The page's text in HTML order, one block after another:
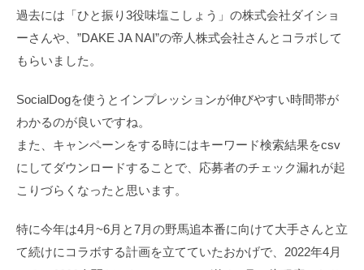
過去には「ひと振り3役味塩こしょう」の株式会社ダイショ
ーさんや、”DAKE JA NAI”の帝人株式会社さんとコラボして
もらいました。
SocialDogを使うとインプレッションが伸びやすい時間帯が
わかるのが良いですね。
また、キャンペーンをする時にはキーワード検索結果をcsv
にしてダウンロードすることで、応募者のチェック漏れが起
こりづらくなったと思います。
特に今年は4月~6月と7月の野馬追本番に向けて大手さんと立
て続けにコラボする計画を立てていたおかげで、2022年4月